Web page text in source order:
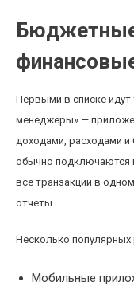
Первыми в списке
менеджеры» —
доходами, расходами
обычно подключаются
все транзакции в
отчеты.
Несколько популярных
Мобильные